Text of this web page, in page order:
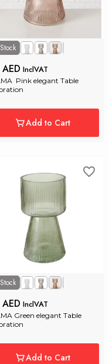
InclVAT
Pink elegant Table
Add to Cart
InclVAT
Green elegant Table
Add to Cart